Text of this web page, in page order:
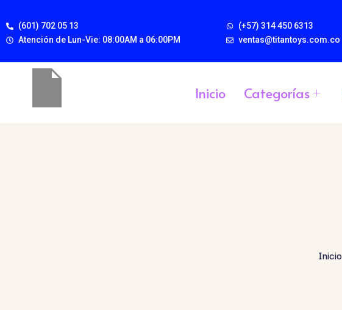
(601) 702 05 13
Atención de Lun-Vie: 08:00AM a 06:00PM
(+57) 314 450 6313
ventas@titantoys.com.co
Inicio Categorías
Inicio